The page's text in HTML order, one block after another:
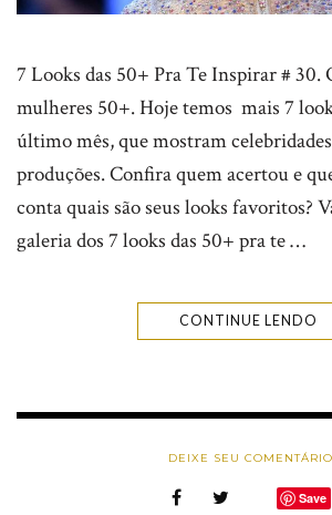
7 Looks das 50+ Pra Te Inspirar # 30.
mulheres 50+. Hoje temos mais 7
último mês, que mostram
produções. Confira quem acertou e
conta quais são seus looks favoritos?
galeria dos 7 looks das 50+ pra te …
CONTINUE LENDO
DEIXE SEU COMENTÁRIO
Save